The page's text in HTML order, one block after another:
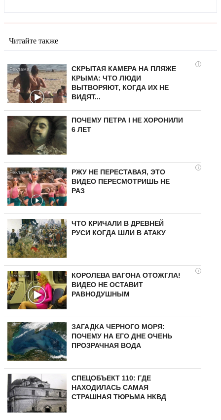
Читайте также
i
СКРЫТАЯ КАМЕРА НА ПЛЯЖЕ
КРЫМА: ЧТО ЛЮДИ
ВЫТВОРЯЮТ, КОГДА ИХ НЕ
ВИДЯТ...
ПОЧЕМУ ПЕТРА I НЕ ХОРОНИЛИ
6 ЛЕТ
i
РЖУ НЕ ПЕРЕСТАВАЯ, ЭТО
ВИДЕО ПЕРЕСМОТРИШЬ НЕ
РАЗ
ЧТО КРИЧАЛИ В ДРЕВНЕЙ
РУСИ КОГДА ШЛИ В АТАКУ
i
КОРОЛЕВА ВАГОНА ОТОЖГЛА!
ВИДЕО НЕ ОСТАВИТ
РАВНОДУШНЫМ
ЗАГАДКА ЧЕРНОГО МОРЯ:
ПОЧЕМУ НА ЕГО ДНЕ ОЧЕНЬ
ПРОЗРАЧНАЯ ВОДА
СПЕЦОБЪЕКТ 110: ГДЕ
НАХОДИЛАСЬ САМАЯ
СТРАШНАЯ ТЮРЬМА НКВД